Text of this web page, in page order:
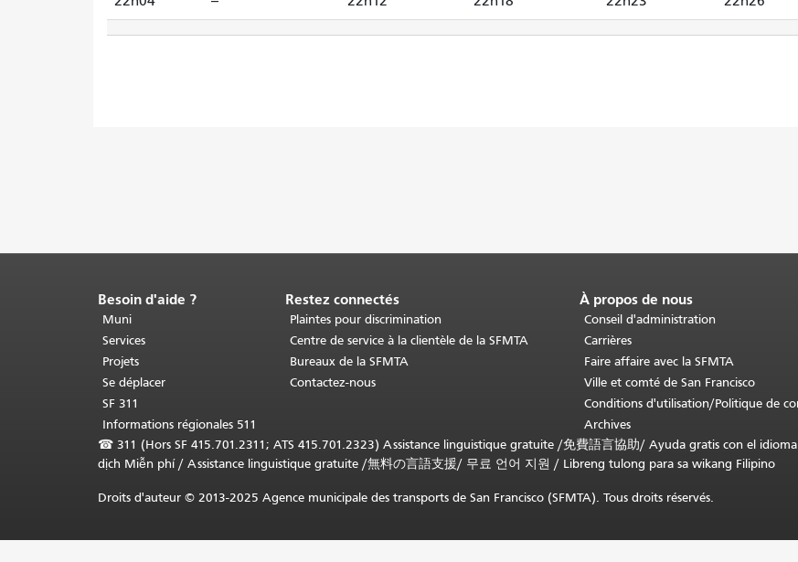
Fin
du
contenu
de
la
page.Le
cette
page
se
Besoin d'aide ?
Muni
Services
Projets
Se déplacer
SF 311
Informations régionales 511
Restez connectés
Plaintes pour discrimination
Centre de service à la clientèle de la SFMTA
Bureaux de la SFMTA
Contactez-nous
À propos de nous
Conseil d'administration
Carrières
Faire affaire avec la SFMTA
Ville et comté de San Francisco
Conditions d'utilisation/Politique de
Archives
☎ 311 (Hors SF 415.701.2311; ATS 415.701.2323) Assistance linguistique gratuite /免費語言協助/ Ayuda gratis con el idioma
dịch Miễn phí/ Assistance linguistique gratuite /無料の言語支援/ 무료 언어 지원 / Libreng tulong para sa wikang Filipino
Droits d'auteur © 2013-2025 Agence municipale des transports de San Francisco (SFMTA). Tous droits réservés.